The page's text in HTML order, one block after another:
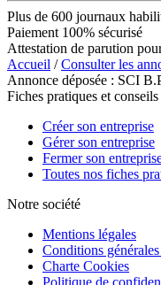
Plus de 600 journaux
Paiement 100% sécurisé
Attestation de parution
Accueil /Consulter les
Annonce déposée : SCI
Fiches pratiques et conseils
Créer son entreprise
Gérer son entreprise
Fermer son
Toutes nos fiches
Notre société
Mentions légales
Conditions
Charte Cookies
Politique de